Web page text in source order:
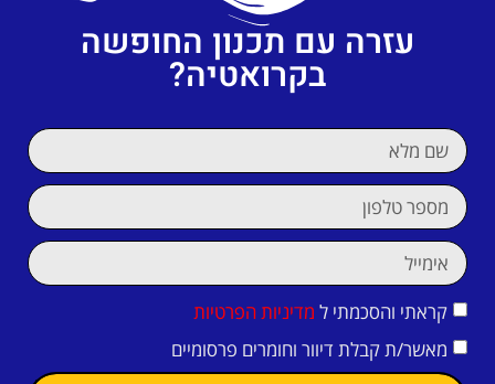
עזרה עם תכנון החופשה
בקרואטיה?
קראתי והסכמתי ל מדיניות הפרטיות
מאשר/ת קבלת דיוור וחומרים פרסומיים